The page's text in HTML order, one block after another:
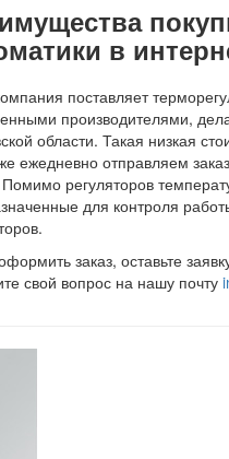
в
поставляет
производителями,
области. Такая низкая
ежедневно отправляем
регуляторов
для контроля
заказ, оставьте
свой вопрос на нашу почту